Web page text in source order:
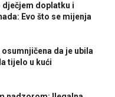
dječjem doplatku i
Evo što se mijenja
da je ubila
tijelo u kući